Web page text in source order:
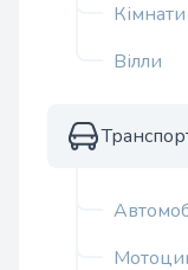
Кімнати
Вілли